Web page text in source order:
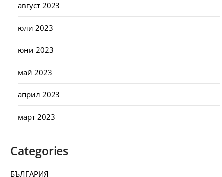
август 2023
юли 2023
юни 2023
май 2023
април 2023
март 2023
Categories
БЪЛГАРИЯ